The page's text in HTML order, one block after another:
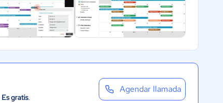
Es gratis.
Agendar llamada